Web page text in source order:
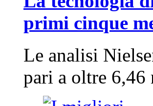
primi cinque
Le analisi
pari a oltre